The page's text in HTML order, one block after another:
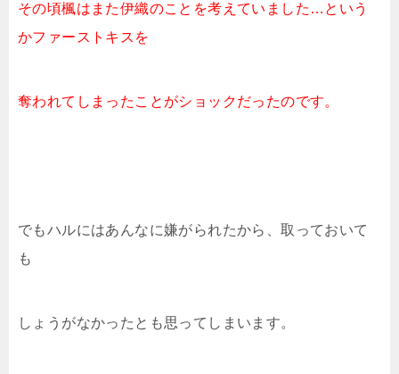
その頃楓はまた伊織のことを考えていました…という
かファーストキスを
奪われてしまったことがショックだったのです。
でもハルにはあんなに嫌がられたから、取っておいて
も
しょうがなかったとも思ってしまいます。